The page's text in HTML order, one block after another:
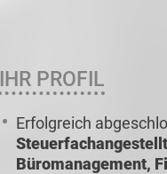
IHR PROFIL
Erfolgreich
Büromanagement,